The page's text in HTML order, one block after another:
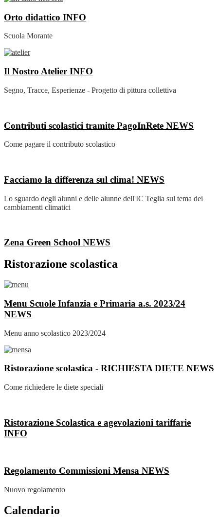
Orto didattico INFO
Scuola Morante
Il Nostro Atelier INFO
Segno, Tracce, Esperienze - Progetto di pittura collettiva
Contributi scolastici tramite PagoInRete NEWS
Come pagare il contributo scolastico
Facciamo la differenza sul clima! NEWS
Lo sguardo degli alunni e delle alunne dell'IC Teglia sul tema dei
cambiamenti climatici
Zena Green School NEWS
Ristorazione scolastica
Menu Scuole Infanzia e Primaria a.s. 2023/24
NEWS
Menu anno scolastico 2023/2024
Ristorazione scolastica - RICHIESTA DIETE NEWS
Come richiedere le diete speciali
Ristorazione Scolastica e agevolazioni tariffarie
INFO
Regolamento Commissioni Mensa NEWS
Nuovo regolamento
Calendario